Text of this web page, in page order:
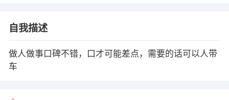
自我描述
做人做事口碑不错，口才可能差点，需要的话可以人带
车